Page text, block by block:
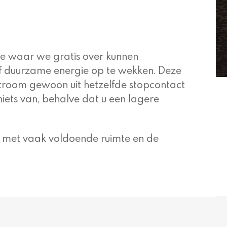
waar we gratis over kunnen
energie op te wekken. Deze
gewoon uit hetzelfde stopcontact
van, behalve dat u een lagere
vaak voldoende ruimte en de